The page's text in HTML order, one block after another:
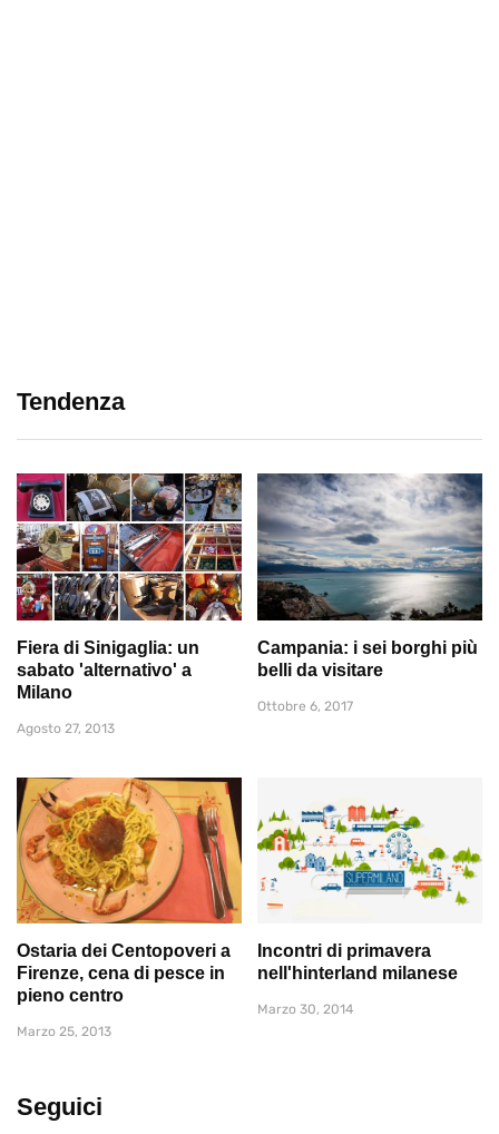
Tendenza
Fiera di Sinigaglia: un
sabato 'alternativo' a
Milano
Agosto 27, 2013
Campania: i sei borghi più
belli da visitare
Ottobre 6, 2017
Ostaria dei Centopoveri a
Firenze, cena di pesce in
pieno centro
Marzo 25, 2013
Incontri di primavera
nell'hinterland milanese
Marzo 30, 2014
Seguici